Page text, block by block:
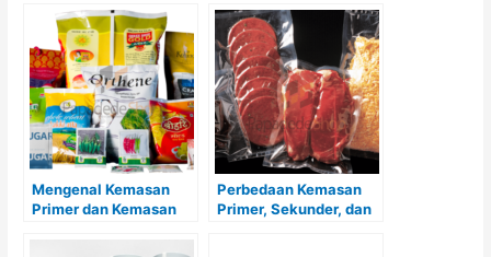
Mengenal Kemasan
Primer dan Kemasan
Perbedaan Kemasan
Primer, Sekunder, dan